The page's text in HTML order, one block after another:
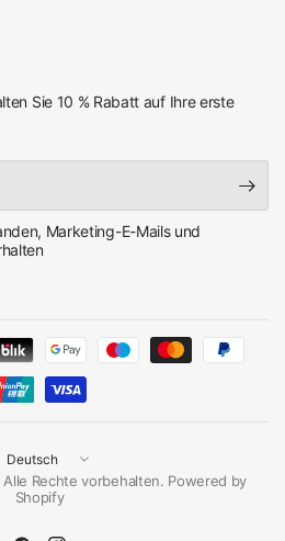
Sie 10 % Rabatt auf Ihre erste
Marketing-E-Mails und
Land/Region
aktualisieren
Rechte vorbehalten. Powered by
Shopify